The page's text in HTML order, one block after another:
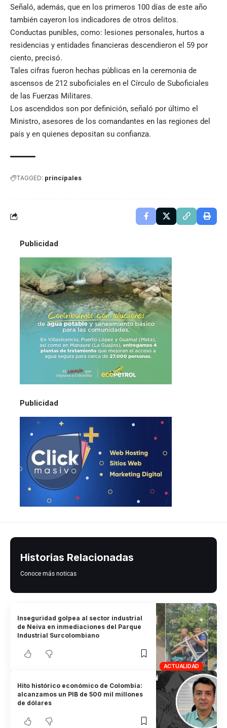
Señaló, además, que en los primeros 100 días de este año
también cayeron los indicadores de otros delitos.
Conductas punibles, como: lesiones personales, hurtos a
residencias y entidades financieras descendieron el 59 por
ciento, precisó.
Tales cifras fueron hechas públicas en la ceremonia de
ascensos de 212 suboficiales en el Círculo de Suboficiales
de las Fuerzas Militares.
Los ascendidos son por definición, señaló por último el
Ministro, asesores de los comandantes en las regiones del
país y en quienes depositan su confianza.
TAGGED: principales
Publicidad
Publicidad
Historias Relacionadas
Conoce más noticas
ACTUALIDAD
Inseguridad golpea al sector industrial
de Neiva en inmediaciones del Parque
Industrial Surcolombiano
Hito histórico económico de Colombia:
alcanzamos un PIB de 500 mil millones
de dólares